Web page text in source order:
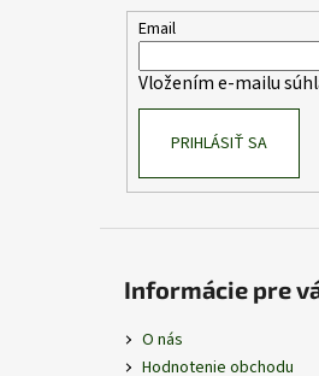
Email
Vložením e-mailu
PRIHLÁSIŤ SA
Informácie pre
O nás
Hodnotenie obchodu